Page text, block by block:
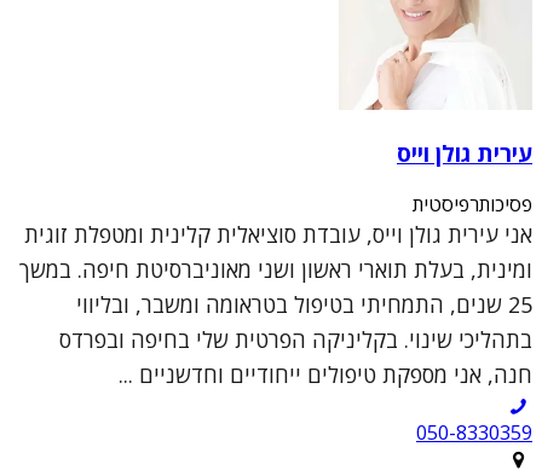
עירית גולן וייס
פסיכותרפיסטית
אני עירית גולן וייס, עובדת סוציאלית קלינית ומטפלת זוגית
ומינית, בעלת תוארי ראשון ושני מאוניברסיטת חיפה. במשך
25 שנים, התמחיתי בטיפול בטראומה ומשבר, ובליווי
בתהליכי שינוי. בקליניקה הפרטית שלי בחיפה ובפרדס
חנה, אני מספקת טיפולים ייחודיים וחדשניים ...
050-8330359